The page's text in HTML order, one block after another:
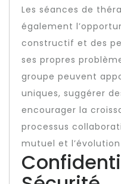
Les séances de
également
constructif et des
ses propres
groupe peuvent
uniques, suggérer
encourager la
processus
mutuel et